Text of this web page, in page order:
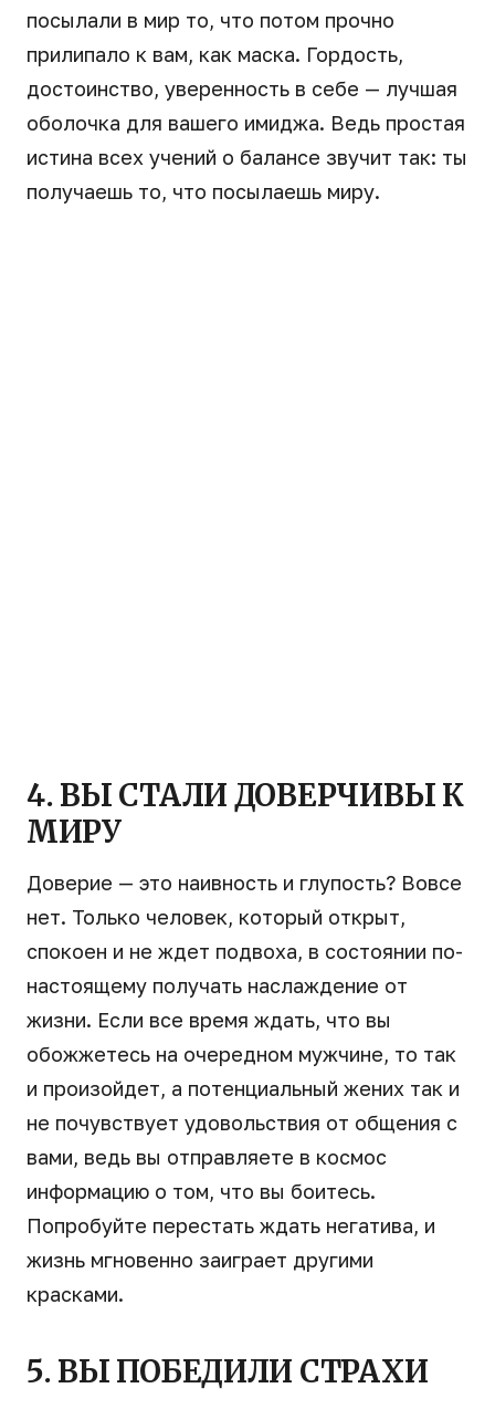
посылали в мир то, что потом прочно
прилипало к вам, как маска. Гордость,
достоинство, уверенность в себе — лучшая
оболочка для вашего имиджа. Ведь простая
истина всех учений о балансе звучит так: ты
получаешь то, что посылаешь миру.
4. ВЫ СТАЛИ ДОВЕРЧИВЫ К
МИРУ
Доверие — это наивность и глупость? Вовсе
нет. Только человек, который открыт,
спокоен и не ждет подвоха, в состоянии по-
настоящему получать наслаждение от
жизни. Если все время ждать, что вы
обожжетесь на очередном мужчине, то так
и произойдет, а потенциальный жених так и
не почувствует удовольствия от общения с
вами, ведь вы отправляете в космос
информацию о том, что вы боитесь.
Попробуйте перестать ждать негатива, и
жизнь мгновенно заиграет другими
красками.
5. ВЫ ПОБЕДИЛИ СТРАХИ